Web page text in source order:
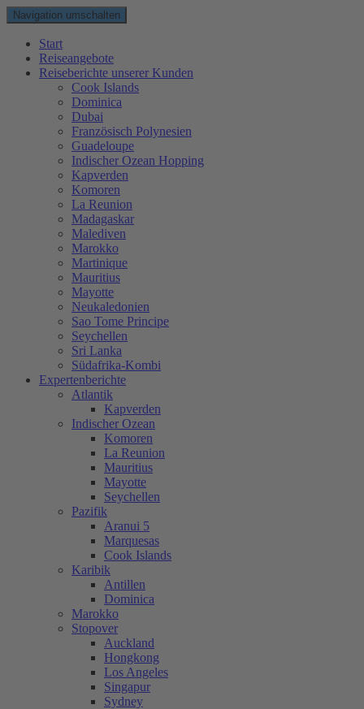
Navigation umschalten
Start
Reiseangebote
Reiseberichte unserer Kunden
Cook Islands
Dominica
Dubai
Französisch Polynesien
Guadeloupe
Indischer Ozean Hopping
Kapverden
Komoren
La Reunion
Madagaskar
Malediven
Marokko
Martinique
Mauritius
Mayotte
Neukaledonien
Sao Tome Principe
Seychellen
Sri Lanka
Südafrika-Kombi
Expertenberichte
Atlantik
Kapverden
Indischer Ozean
Komoren
La Reunion
Mauritius
Mayotte
Seychellen
Pazifik
Aranui 5
Marquesas
Cook Islands
Karibik
Antillen
Dominica
Marokko
Stopover
Auckland
Hongkong
Los Angeles
Singapur
Sydney